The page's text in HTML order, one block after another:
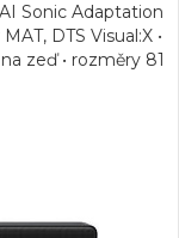
Sonic Adaptation
DTS Visual:X •
zeď • rozměry 81